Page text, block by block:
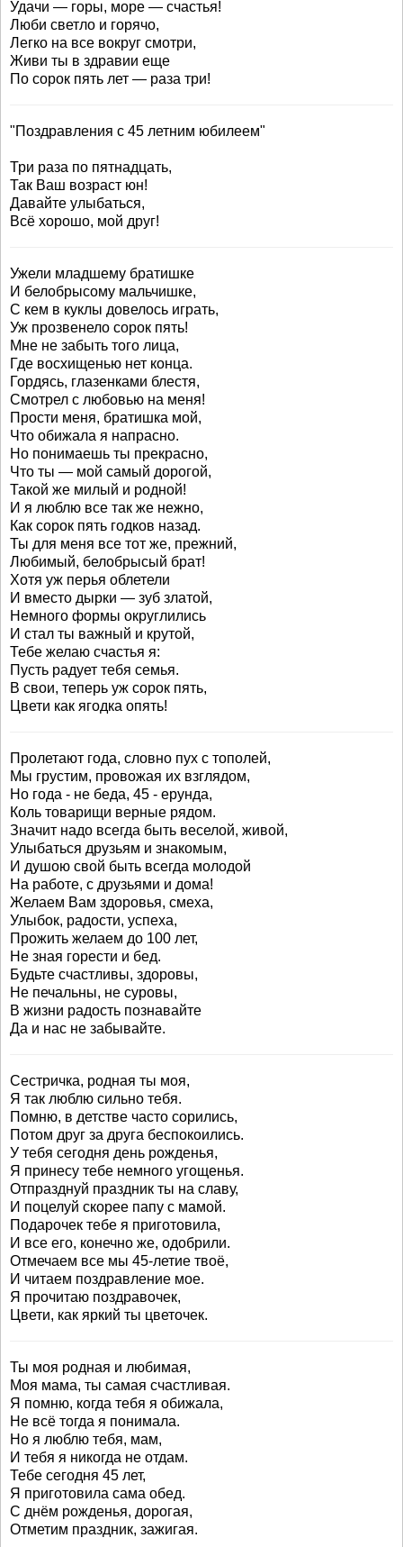
Удачи — горы, море — счастья!
Люби светло и горячо,
Легко на все вокруг смотри,
Живи ты в здравии еще
По сорок пять лет — раза три!
"Поздравления с 45 летним юбилеем"
Три раза по пятнадцать,
Так Ваш возраст юн!
Давайте улыбаться,
Всё хорошо, мой друг!
Ужели младшему братишке
И белобрысому мальчишке,
С кем в куклы довелось играть,
Уж прозвенело сорок пять!
Мне не забыть того лица,
Где восхищенью нет конца.
Гордясь, глазенками блестя,
Смотрел с любовью на меня!
Прости меня, братишка мой,
Что обижала я напрасно.
Но понимаешь ты прекрасно,
Что ты — мой самый дорогой,
Такой же милый и родной!
И я люблю все так же нежно,
Как сорок пять годков назад.
Ты для меня все тот же, прежний,
Любимый, белобрысый брат!
Хотя уж перья облетели
И вместо дырки — зуб златой,
Немного формы округлились
И стал ты важный и крутой,
Тебе желаю счастья я:
Пусть радует тебя семья.
В свои, теперь уж сорок пять,
Цвети как ягодка опять!
Пролетают года, словно пух с тополей,
Мы грустим, провожая их взглядом,
Но года - не беда, 45 - ерунда,
Коль товарищи верные рядом.
Значит надо всегда быть веселой, живой,
Улыбаться друзьям и знакомым,
И душою свой быть всегда молодой
На работе, с друзьями и дома!
Желаем Вам здоровья, смеха,
Улыбок, радости, успеха,
Прожить желаем до 100 лет,
Не зная горести и бед.
Будьте счастливы, здоровы,
Не печальны, не суровы,
В жизни радость познавайте
Да и нас не забывайте.
Сестричка, родная ты моя,
Я так люблю сильно тебя.
Помню, в детстве часто сорились,
Потом друг за друга беспокоились.
У тебя сегодня день рожденья,
Я принесу тебе немного угощенья.
Отпразднуй праздник ты на славу,
И поцелуй скорее папу с мамой.
Подарочек тебе я приготовила,
И все его, конечно же, одобрили.
Отмечаем все мы 45-летие твоё,
И читаем поздравление мое.
Я прочитаю поздравочек,
Цвети, как яркий ты цветочек.
Ты моя родная и любимая,
Моя мама, ты самая счастливая.
Я помню, когда тебя я обижала,
Не всё тогда я понимала.
Но я люблю тебя, мам,
И тебя я никогда не отдам.
Тебе сегодня 45 лет,
Я приготовила сама обед.
С днём рожденья, дорогая,
Отметим праздник, зажигая.